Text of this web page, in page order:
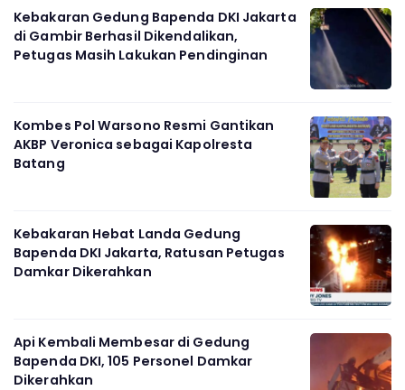
Kebakaran Gedung Bapenda DKI Jakarta
di Gambir Berhasil Dikendalikan,
Petugas Masih Lakukan Pendinginan
Kombes Pol Warsono Resmi Gantikan
AKBP Veronica sebagai Kapolresta
Batang
Kebakaran Hebat Landa Gedung
Bapenda DKI Jakarta, Ratusan Petugas
Damkar Dikerahkan
Api Kembali Membesar di Gedung
Bapenda DKI, 105 Personel Damkar
Dikerahkan